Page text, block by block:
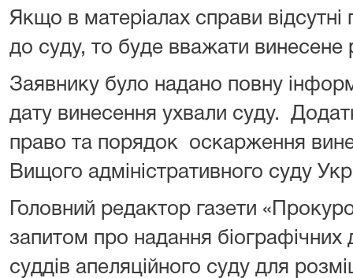
Якщо в матеріалах справи відсутні
до суду, то буде вважати винесене
Заявнику було надано повну
дату винесення ухвали суду.
право та порядок оскарження
Вищого адміністративного суду
Головний редактор газети
запитом про надання біографічних
суддів апеляційного суду для